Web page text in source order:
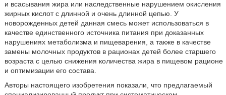
и всасывания жира или наследственные нарушением окисления
жирных кислот с длинной и очень длинной цепью. У
новорожденных детей данная смесь может использоваться в
качестве единственного источника питания при доказанных
нарушениях метаболизма и пищеварения, а также в качестве
замены молочных продуктов в рационах детей более старшего
возраста с целью снижения количества жира в пищевом рационе
и оптимизации его состава.
Авторы настоящего изобретения показали, что предлагаемый